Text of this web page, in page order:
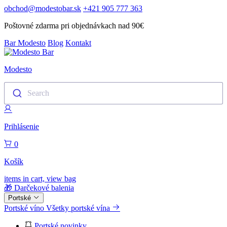
obchod@modestobar.sk +421 905 777 363
Poštovné zdarma pri objednávkach nad 90€
Bar Modesto Blog Kontakt
Modesto
Search
Prihlásenie
0
Košík
items in cart, view bag
🎁 Darčekové balenia
Portské
Portské víno Všetky portské vína